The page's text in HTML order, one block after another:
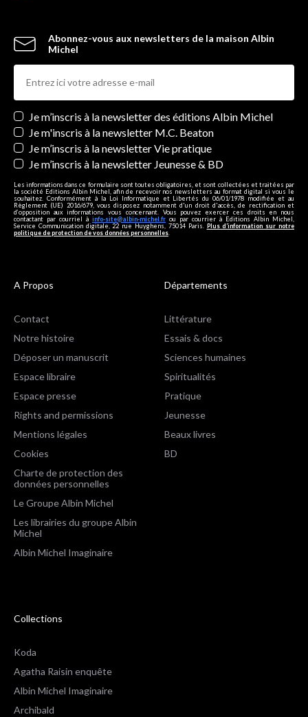
Abonnez-vous aux newsletters de la maison Albin
Michel
Newsletters
Je m’inscris à la newsletter des éditions Albin Michel
Je m'inscris à la newsletter M.C. Beaton
Je m’inscris à la newsletter Vie pratique
Je m’inscris à la newsletter Jeunesse & BD
Les informations dans ce formulaire sont toutes obligatoires, et sont collectées et traitées par
la société Editions Albin Michel, afin de recevoir nos newsletters au format digital si vous le
souhaitez. Conformément à la Loi Informatique et Libertés du 06/01/1978 modifiée et au
Règlement (UE) 2016/679, vous disposez notamment d'un droit d'accès, de rectification et
d’opposition aux informations vous concernant. Vous pouvez exercer ces droits en nous
contactant par courriel à info-site@albin-michel.fr ou par courrier à Editions Albin Michel,
Service Communication digitale, 22 rue Huyghens, 75014 Paris. Plus d’information sur notre
politique de protection de vos données personnelles
A Propos
Contact
Notre histoire
Déposer un manuscrit
Espace libraire
Espace presse
Rights and permissions
Mentions légales
Cookies
Charte de protection des
données personnelles
Le Groupe Albin Michel
Les librairies du groupe Albin
Michel
Albin Michel Imaginaire
Départements
Littérature
Essais & docs
Sciences humaines
Spiritualités
Pratique
Jeunesse
Beaux livres
BD
Collections
Koda
Agatha Raisin enquête
Albin Michel Imaginaire
Archibald